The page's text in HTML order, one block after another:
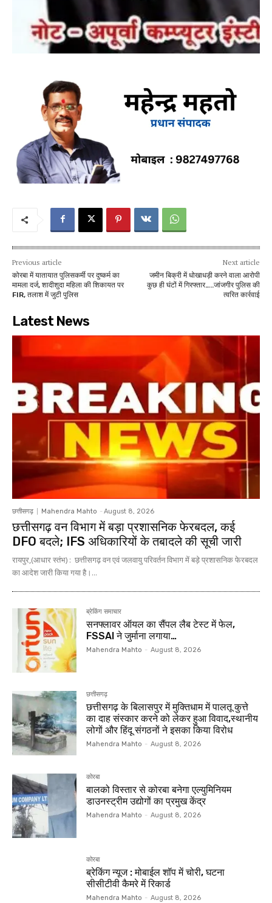
Previous article
कोरबा में यातायात पुलिसकर्मी पर दुष्कर्म का
मामला दर्ज, शादीशुदा महिला की शिकायत पर
FIR, तलाश में जुटी पुलिस
Next article
जमीन बिक्री में धोखाधड़ी करने वाला आरोपी
कुछ ही घंटों में गिरफ्तार…..जांजगीर पुलिस की
त्वरित कार्रवाई
Latest News
छत्तीसगढ़ Mahendra Mahto - August 8, 2026
छत्तीसगढ़ वन विभाग में बड़ा प्रशासनिक फेरबदल, कई
DFO बदले; IFS अधिकारियों के तबादले की सूची जारी
रायपुर,(आधार स्तंभ) : छत्तीसगढ़ वन एवं जलवायु परिवर्तन विभाग में बड़े प्रशासनिक फेरबदल
का आदेश जारी किया गया है।...
ब्रेकिंग समाचार
सनफ्लावर ऑयल का सैंपल लैब टेस्ट में फेल,
FSSAI ने जुर्माना लगाया…
Mahendra Mahto - August 8, 2026
छत्तीसगढ़
छत्तीसगढ़ के बिलासपुर में मुक्तिधाम में पालतू कुत्ते
का दाह संस्कार करने को लेकर हुआ विवाद,स्थानीय
लोगों और हिंदू संगठनों ने इसका किया विरोध
Mahendra Mahto - August 8, 2026
कोरबा
बालको विस्तार से कोरबा बनेगा एल्युमिनियम
डाउनस्ट्रीम उद्योगों का प्रमुख केंद्र
Mahendra Mahto - August 8, 2026
कोरबा
ब्रेकिंग न्यूज : मोबाईल शॉप में चोरी, घटना
सीसीटीवी कैमरे में रिकार्ड
Mahendra Mahto - August 8, 2026